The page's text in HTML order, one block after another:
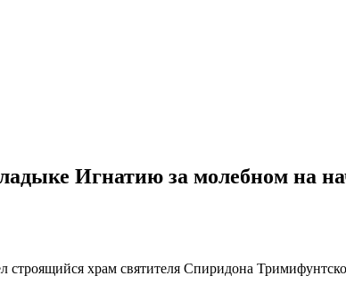
Игнатию за молебном на
строящийся храм святителя Спиридона